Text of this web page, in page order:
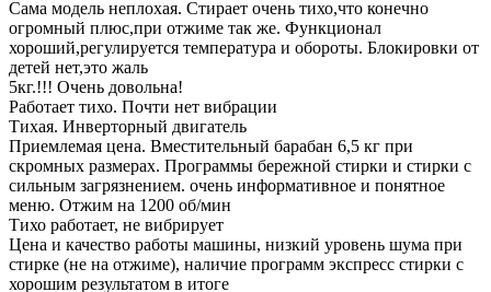
Сама модель неплохая. Стирает очень тихо,что конечно
огромный плюс,при отжиме так же. Функционал
хороший,регулируется температура и обороты. Блокировки от
детей нет,это жаль
5кг.!!! Очень довольна!
Работает тихо. Почти нет вибрации
Тихая. Инверторный двигатель
Приемлемая цена. Вместительный барабан 6,5 кг при
скромных размерах. Программы бережной стирки и стирки с
сильным загрязнением. очень информативное и понятное
меню. Отжим на 1200 об/мин
Тихо работает, не вибрирует
Цена и качество работы машины, низкий уровень шума при
стирке (не на отжиме), наличие программ экспресс стирки с
хорошим результатом в итоге